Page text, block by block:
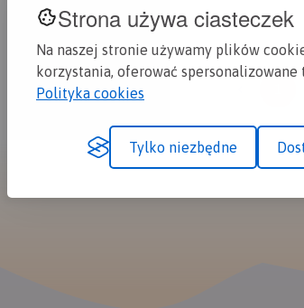
Strona używa ciasteczek
Na naszej stronie używamy plików
korzystania, oferować
Polityka cookies
Tylko niezbędne